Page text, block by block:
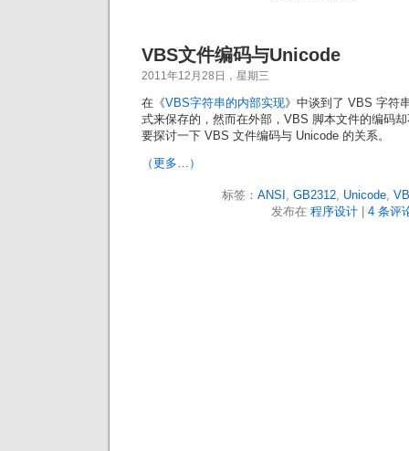
VBS文件编码与Unicode
2011年12月28日，星期三
在《VBS字符串的内部实现》中谈到了 VBS 字符
式来保存的，然而在外部，VBS 脚本文件的编码
要探讨一下 VBS 文件编码与 Unicode 的关系。
（更多…）
标签： ANSI , GB2312, Unicode,
发布在 程序设计| 4 条评